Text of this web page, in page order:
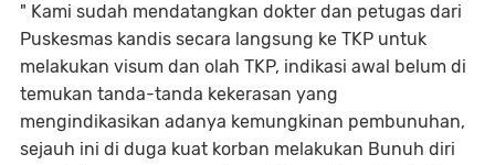
" Kami sudah mendatangkan dokter dan petugas dari
Puskesmas kandis secara langsung ke TKP untuk
melakukan visum dan olah TKP, indikasi awal belum di
temukan tanda-tanda kekerasan yang
mengindikasikan adanya kemungkinan pembunuhan,
sejauh ini di duga kuat korban melakukan Bunuh diri